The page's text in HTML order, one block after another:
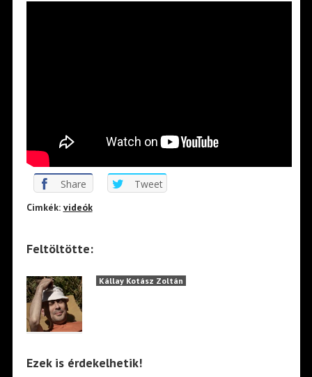
Share Tweet
Cimkék: videók
Feltöltötte:
Kállay Kotász Zoltán
Ezek is érdekelhetik!